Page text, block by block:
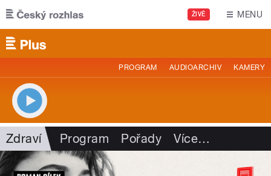
Přejít k hlavnímu obsahu
ŽIVĚ MENU
PROGRAM AUDIOARCHIV KAMERY
Zdraví Program Pořady Více…